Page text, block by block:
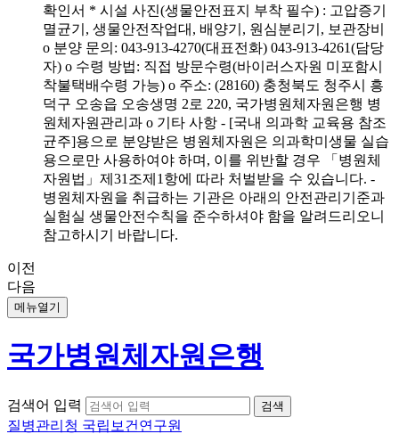
확인서 * 시설 사진(생물안전표지 부착 필수) : 고압증기
멸균기, 생물안전작업대, 배양기, 원심분리기, 보관장비
o 분양 문의: 043-913-4270(대표전화) 043-913-4261(담당
자) o 수령 방법: 직접 방문수령(바이러스자원 미포함시
착불택배수령 가능) o 주소: (28160) 충청북도 청주시 흥
덕구 오송읍 오송생명 2로 220, 국가병원체자원은행 병
원체자원관리과 o 기타 사항 - [국내 의과학 교육용 참조
균주]용으로 분양받은 병원체자원은 의과학미생물 실습
용으로만 사용하여야 하며, 이를 위반할 경우 「병원체
자원법」제31조제1항에 따라 처벌받을 수 있습니다. -
병원체자원을 취급하는 기관은 아래의 안전관리기준과
실험실 생물안전수칙을 준수하셔야 함을 알려드리오니
참고하시기 바랍니다.
이전
다음
메뉴열기
국가병원체자원은행
검색어 입력
질병관리청 국립보건연구원